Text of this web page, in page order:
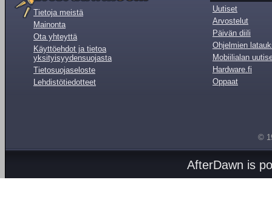
Tietoja meistä
Mainonta
Ota yhteyttä
Käyttöehdot ja tietoa
yksityisyydensuojasta
Tietosuojaseloste
Lehdistötiedotteet
Uutiset
Arvostelut
Päivän diili
Ohjelmien
Mobiilialan
Hardware.fi
Oppaat
©
AfterDawn is